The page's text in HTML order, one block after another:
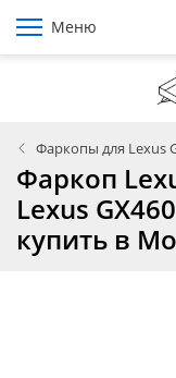
Меню
Фаркопы для Lexus
Фаркоп
Lexus
купить в